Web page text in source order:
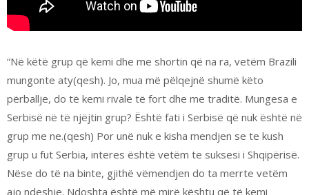
“Në këtë grup që kemi dhe me shortin që na ra, vetëm Brazili
mungonte aty(qesh). Jo, mua më pëlqejnë shumë këto
përballje, do të kemi rivalë të fort dhe me traditë. Mungesa e
Serbisë në të njëjtin grup? Është fati i Serbisë që nuk është në
grup me ne.(qesh) Por unë nuk e kisha mendjen se te kush
grup u fut Serbia, interes është vetëm te suksesi i Shqipërisë.
Nëse do të na binte, gjithë vëmendjen do ta merrte vetëm
ajo ndeshje. Ndoshta është më mirë kështu që të kemi